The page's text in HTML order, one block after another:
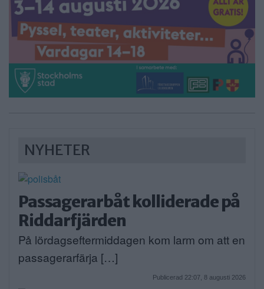
NYHETER
Passagerarbåt kolliderade på
Riddarfjärden
På lördagseftermiddagen kom larm om att en
passagerarfärja […]
Publicerad 22:07, 8 augusti 2026